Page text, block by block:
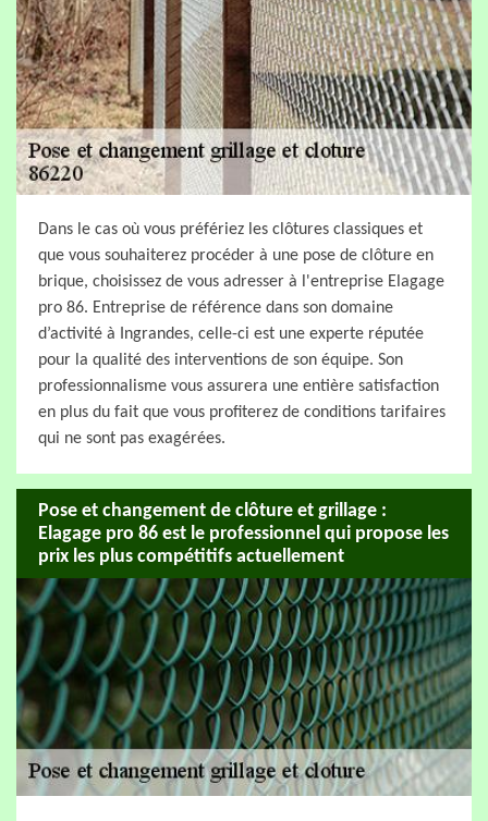
Dans le cas où vous préfériez les clôtures classiques et
que vous souhaiterez procéder à une pose de clôture en
brique, choisissez de vous adresser à l'entreprise Elagage
pro 86. Entreprise de référence dans son domaine
d’activité à Ingrandes, celle-ci est une experte réputée
pour la qualité des interventions de son équipe. Son
professionnalisme vous assurera une entière satisfaction
en plus du fait que vous profiterez de conditions tarifaires
qui ne sont pas exagérées.
Pose et changement de clôture et grillage :
Elagage pro 86 est le professionnel qui propose les
prix les plus compétitifs actuellement